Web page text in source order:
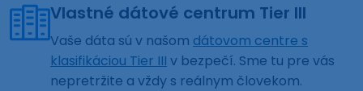
Vlastné dátové centrum Tier III
Vaše dáta sú v našom dátovom centre s
klasifikáciou Tier III v bezpečí. Sme tu pre vás
nepretržite a vždy s reálnym človekom.